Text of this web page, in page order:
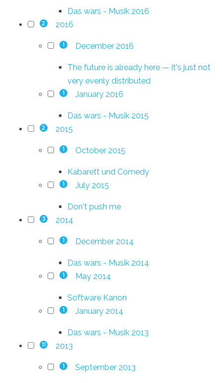
Das wars - Musik 2016
2 2016
1 December 2016
The future is already here — it's just not
very evenly distributed
1 January 2016
Das wars - Musik 2015
2 2015
1 October 2015
Kabarett und Comedy
1 July 2015
Don't push me
3 2014
1 December 2014
Das wars - Musik 2014
1 May 2014
Software Kanon
1 January 2014
Das wars - Musik 2013
11 2013
1 September 2013